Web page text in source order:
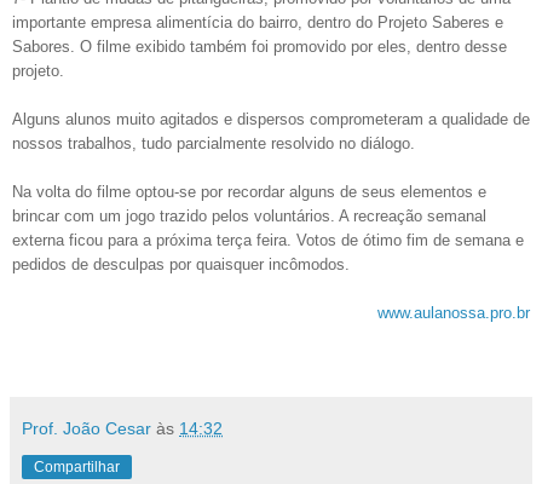
importante empresa alimentícia do bairro, dentro do Projeto Saberes e
Sabores. O filme exibido também foi promovido por eles, dentro desse
projeto.
Alguns alunos muito agitados e dispersos comprometeram a qualidade de
nossos trabalhos, tudo parcialmente resolvido no diálogo.
Na volta do filme optou-se por recordar alguns de seus elementos e
brincar com um jogo trazido pelos voluntários. A recreação semanal
externa ficou para a próxima terça feira. Votos de ótimo fim de semana e
pedidos de desculpas por quaisquer incômodos.
www.aulanossa.pro.br
Prof. João Cesar às 14:32
Compartilhar